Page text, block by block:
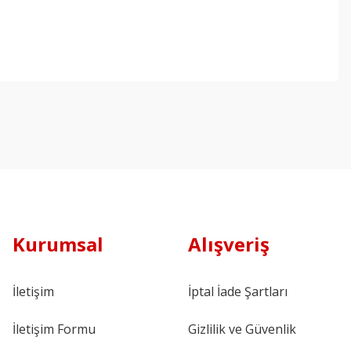
Kurumsal
İletişim
İletişim Formu
Alışveriş
İptal İade Şartları
Gizlilik ve Güvenlik